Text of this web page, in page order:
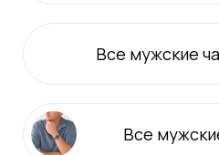
Все мужские
Все